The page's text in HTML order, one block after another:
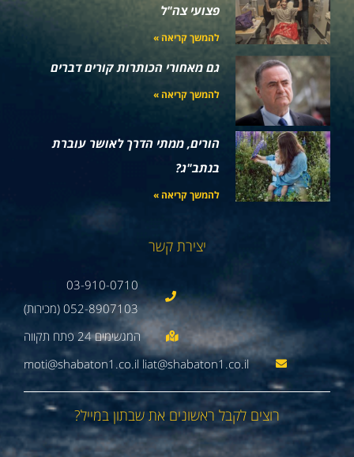
פצועי צה"ל
להמשך קריאה »
גם מאחורי הכותרות קורים דברים
להמשך קריאה »
הורים, ממתי הדרך לאושר עוברת
בנתב"ג?
להמשך קריאה »
יצירת קשר
03-910-0710
052-8907103 (מכירות)
moti@shabaton1.co.il liat@shabaton1.co.il
רוצים לקבל ראשונים את שבתון במייל?